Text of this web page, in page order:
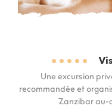
Une excursion
recommandée et
Zanzibar au-